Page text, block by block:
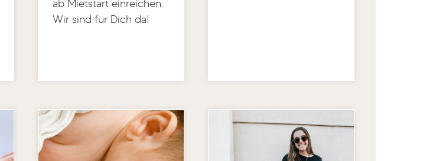
ab Mietstart einreichen.
Wir sind für Dich da!